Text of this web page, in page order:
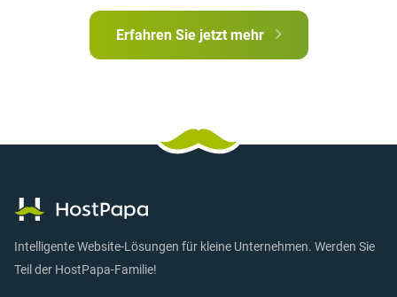
Erfahren Sie jetzt mehr
Intelligente Website-Lösungen für kleine Unternehmen. Werden Sie
Teil der HostPapa-Familie!